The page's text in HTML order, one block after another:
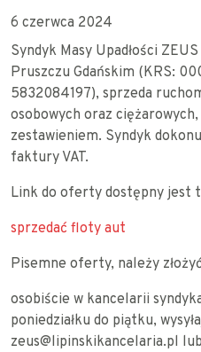
6 czerwca 2024
Syndyk Masy Upadłości
Pruszczu Gdańskim (KRS:
5832084197), sprzeda
osobowych oraz ciężarowych,
zestawieniem. Syndyk
faktury VAT.
Link do oferty dostępny jest
sprzedać floty aut
Pisemne oferty, należy
osobiście w kancelarii
poniedziałku do piątku,
zeus@lipinskikancelaria.pl